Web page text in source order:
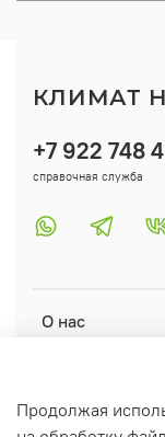
О нас
+7 922 748
справочная служба
КЛИМАТ
Продолжая